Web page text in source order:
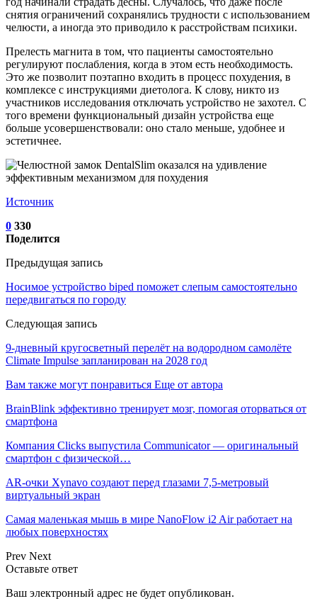
снятия ограничений сохранялись трудности с использованием
челюсти, а иногда это приводило к расстройствам психики.
Прелесть магнита в том, что пациенты самостоятельно
регулируют послабления, когда в этом есть необходимость.
Это же позволит поэтапно входить в процесс похудения, в
комплексе с инструкциями диетолога. К слову, никто из
участников исследования отключать устройство не захотел. С
того времени функциональный дизайн устройства еще
больше усовершенствовали: оно стало меньше, удобнее и
эстетичнее.
Источник
0 330
Поделится
Предыдущая запись
Носимое устройство biped поможет слепым самостоятельно
передвигаться по городу
Следующая запись
9-дневный кругосветный перелёт на водородном самолёте
Climate Impulse запланирован на 2028 год
Вам также могут понравиться Еще от автора
BrainBlink эффективно тренирует мозг, помогая оторваться от
смартфона
Компания Clicks выпустила Communicator — оригинальный
смартфон с физической…
AR-очки Xynavo создают перед глазами 7,5-метровый
виртуальный экран
Самая маленькая мышь в мире NanoFlow i2 Air работает на
любых поверхностях
Prev Next
Оставьте ответ
Ваш электронный адрес не будет опубликован.